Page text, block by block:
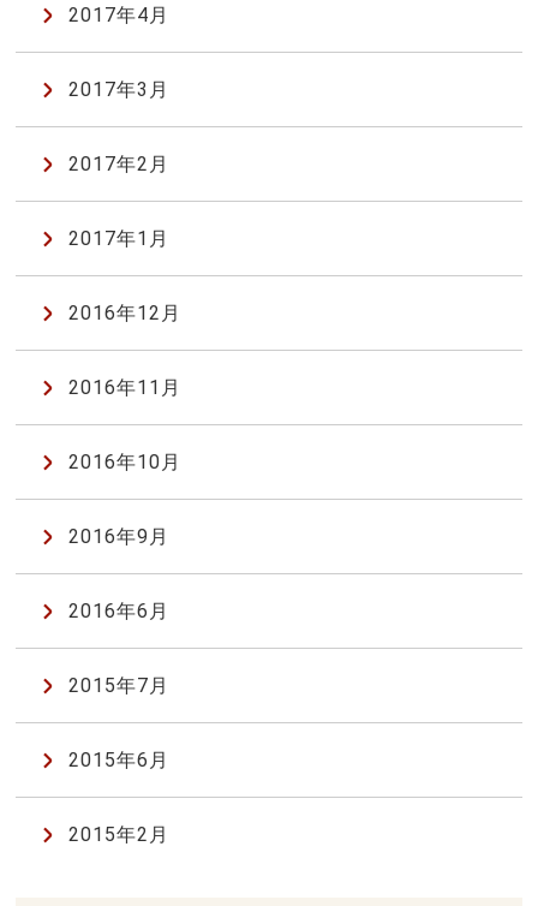
2017年4月
2017年3月
2017年2月
2017年1月
2016年12月
2016年11月
2016年10月
2016年9月
2016年6月
2015年7月
2015年6月
2015年2月